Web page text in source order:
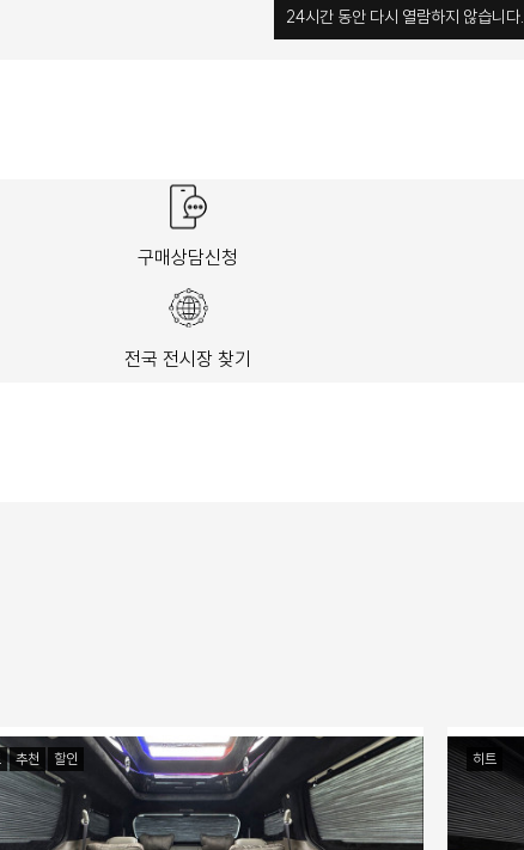
24시간 동안 다시 열람하지 않습니다.
구매상담신청
전국 전시장 찾기
추천 할인 히트